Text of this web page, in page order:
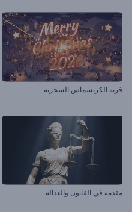
قرية الكريسماس السحرية
مقدمة في القانون والعدالة